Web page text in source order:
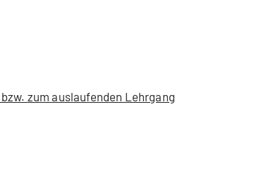
zum auslaufenden Lehrgang